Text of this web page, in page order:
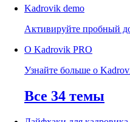
Kadrovik demo
Активируйте пробный
О Kadrovik PRO
Узнайте больше о
Все 34 темы